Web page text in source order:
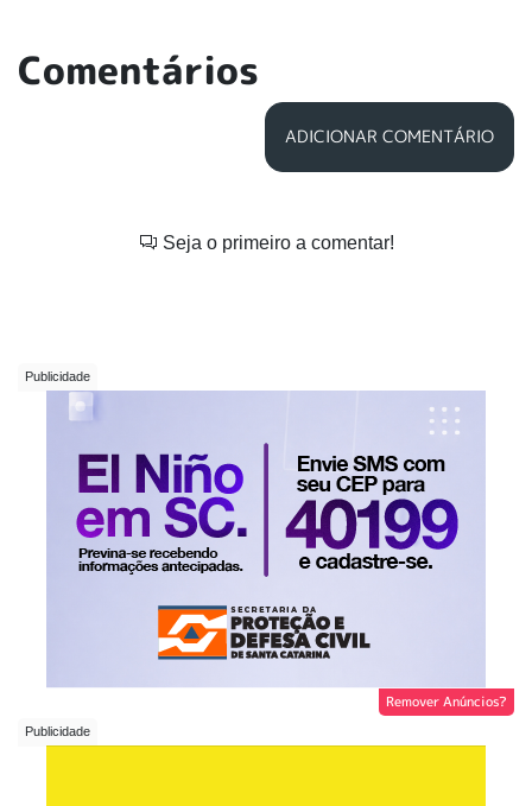
Comentários
ADICIONAR COMENTÁRIO
Seja o primeiro a comentar!
Remover Anúncios?